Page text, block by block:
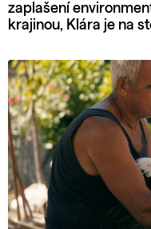
zaplašení
krajinou, Klára je na